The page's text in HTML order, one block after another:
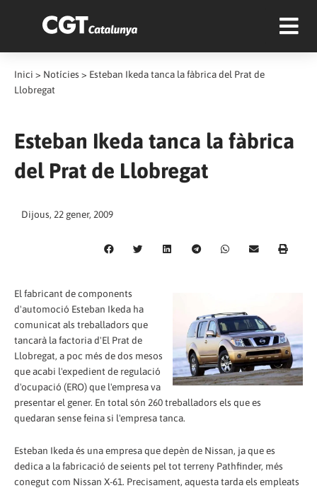
Inici > Notícies > Esteban Ikeda tanca la fàbrica del Prat de
Llobregat
Esteban Ikeda tanca la fàbrica
del Prat de Llobregat
Dijous, 22 gener, 2009
El fabricant de components
d'automoció Esteban Ikeda ha
comunicat als treballadors que
tancarà la factoria d'El Prat de
Llobregat, a poc més de dos mesos
que acabi l'expedient de regulació
d'ocupació (ERO) que l'empresa va
presentar el gener. En total són 260 treballadors els que es
quedaran sense feina si l'empresa tanca.
Esteban Ikeda és una empresa que depèn de Nissan, ja que es
dedica a la fabricació de seients pel tot terreny Pathfinder, més
conegut com Nissan X-61. Precisament, aquesta tarda els empleats